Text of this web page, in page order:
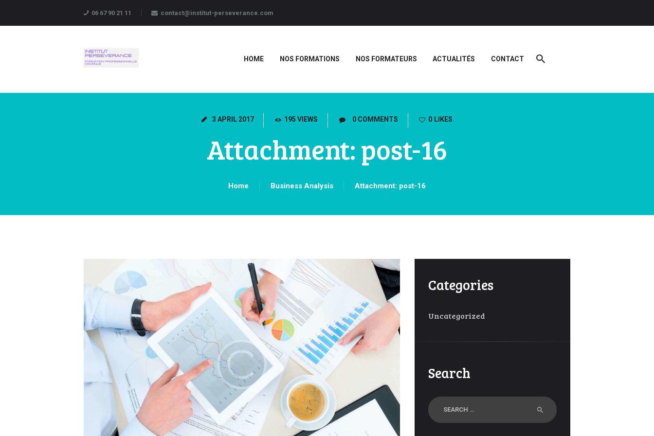
06 67 90 21 11 contact@institut-perseverance.com
HOME NOS FORMATIONS NOS FORMATEURS ACTUALITÉS CONTACT
3 APRIL 2017 195 VIEWS 0 COMMENTS 0 LIKES
Attachment: post-16
Home Business Analysis Attachment: post-16
ACTUALITÉS
Categories
Uncategorized
Search
Search
for: